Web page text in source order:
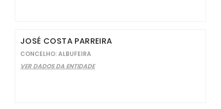
JOSÉ COSTA PARREIRA
CONCELHO: ALBUFEIRA
VER DADOS DA ENTIDADE